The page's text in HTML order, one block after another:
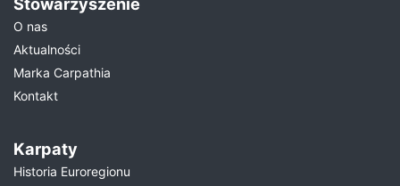
O nas
Aktualności
Marka Carpathia
Kontakt
Karpaty
Historia Euroregionu